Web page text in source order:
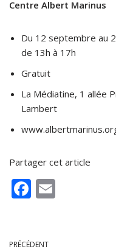
Centre Albert Marinus
Du 12 septembre au
de 13h à 17h
Gratuit
La Médiatine, 1 allée
Lambert
Partager cet article
F
PRÉCÉDENT